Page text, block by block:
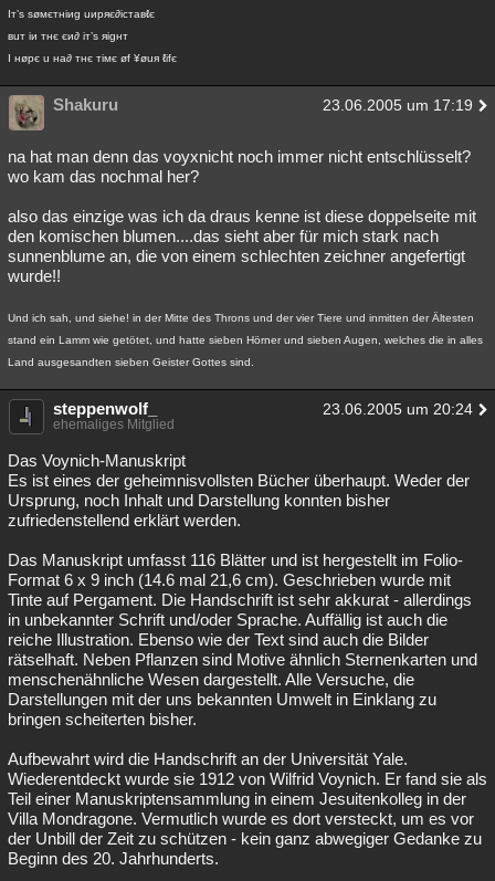
Iт’s søмєтнiиg uиpяє∂icтaвℓє
вuт iи тнє єи∂ iт’s яigнт
I нøpє u нa∂ тнє тiмє øf ¥øuя ℓifє
Shakuru 23.06.2005 um 17:19
na hat man denn das voyxnicht noch immer nicht entschlüsselt?
wo kam das nochmal her?
also das einzige was ich da draus kenne ist diese doppelseite mit
den komischen blumen....das sieht aber für mich stark nach
sunnenblume an, die von einem schlechten zeichner angefertigt
wurde!!
Und ich sah, und siehe! in der Mitte des Throns und der vier Tiere und inmitten der Ältesten
stand ein Lamm wie getötet, und hatte sieben Hörner und sieben Augen, welches die in alles
Land ausgesandten sieben Geister Gottes sind.
steppenwolf_ 23.06.2005 um 20:24
ehemaliges Mitglied
Das Voynich-Manuskript
Es ist eines der geheimnisvollsten Bücher überhaupt. Weder der
Ursprung, noch Inhalt und Darstellung konnten bisher
zufriedenstellend erklärt werden.
Das Manuskript umfasst 116 Blätter und ist hergestellt im Folio-
Format 6 x 9 inch (14.6 mal 21,6 cm). Geschrieben wurde mit
Tinte auf Pergament. Die Handschrift ist sehr akkurat - allerdings
in unbekannter Schrift und/oder Sprache. Auffällig ist auch die
reiche Illustration. Ebenso wie der Text sind auch die Bilder
rätselhaft. Neben Pflanzen sind Motive ähnlich Sternenkarten und
menschenähnliche Wesen dargestellt. Alle Versuche, die
Darstellungen mit der uns bekannten Umwelt in Einklang zu
bringen scheiterten bisher.
Aufbewahrt wird die Handschrift an der Universität Yale.
Wiederentdeckt wurde sie 1912 von Wilfrid Voynich. Er fand sie als
Teil einer Manuskriptensammlung in einem Jesuitenkolleg in der
Villa Mondragone. Vermutlich wurde es dort versteckt, um es vor
der Unbill der Zeit zu schützen - kein ganz abwegiger Gedanke zu
Beginn des 20. Jahrhunderts.